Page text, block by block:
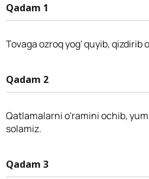
Qadam 1
Tovaga ozroq yog' quyib, qizdirib
Qadam 2
Qatlamalarni o'ramini ochib,
solamiz.
Qadam 3